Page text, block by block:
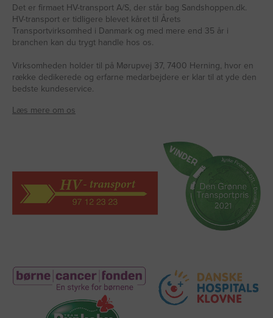
Det er firmaet HV-transport A/S, der står bag Sandshoppen.dk.
HV-transport er tidligere blevet kåret til Årets
Transportvirksomhed i Danmark og med mere end 35 år i
branchen kan du trygt handle hos os.
Virksomheden holder til på Mørupvej 37, 7400 Herning, hvor en
række dedikerede og erfarne medarbejdere er klar til at yde den
bedste kundeservice.
Læs mere om os